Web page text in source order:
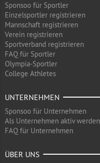
Sponsoo für Sportler
Einzelsportler registrieren
Mannschaft registrieren
Verein registrieren
Sportverband registrieren
FAQ für Sportler
Olympia-Sportler
College Athletes
UNTERNEHMEN
Sponsoo für Unternehmen
Als Unternehmen aktiv werden
FAQ für Unternehmen
ÜBER UNS